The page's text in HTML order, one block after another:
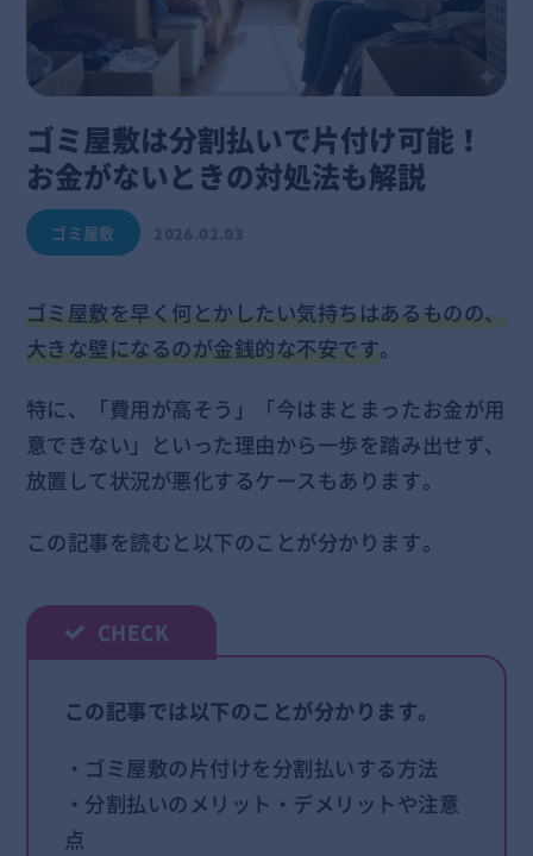
ゴミ屋敷は分割払いで片付け可能！
お金がないときの対処法も解説
ゴミ屋敷
ゴミ屋敷を早く何とかしたい気持ちはあるものの、
大きな壁になるのが金銭的な不安です。
特に、「費用が高そう」「今はまとまったお金が用
意できない」といった理由から一歩を踏み出せず、
放置して状況が悪化するケースもあります。
この記事を読むと以下のことが分かります。
この記事では以下のことが分かります。
・ゴミ屋敷の片付けを分割払いする方法
・分割払いのメリット・デメリットや注意
点